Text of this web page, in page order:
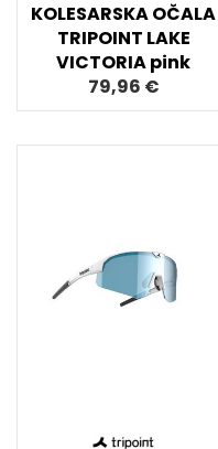
KOLESARSKA OČALA
TRIPOINT LAKE
VICTORIA pink
79,96 €